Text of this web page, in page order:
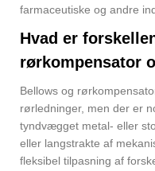
farmaceutiske og andre
Hvad er
rørkompensator
Bellows og
rørledninger, men der er
tyndvægget metal- eller
eller langstrakte af
fleksibel tilpasning af